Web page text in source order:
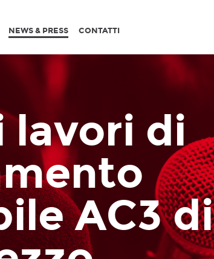
NEWS & PRESS CONTATTI
lavori di
AC3 di